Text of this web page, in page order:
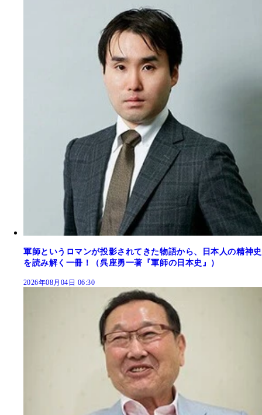
軍師というロマンが投影されてきた物語から、日本人の精神史
を読み解く一冊！（呉座勇一著『軍師の日本史』）
2026年08月04日 06:30